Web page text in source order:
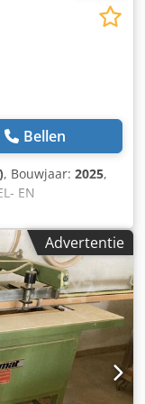
Bellen
, Bouwjaar: 2025,
EN
spantanghouder
spantangen Ø
- Positie-
voor 2 niveaus,
diepte 150 mm -
320 mm - 2
Compleet
en 1
Advertentie